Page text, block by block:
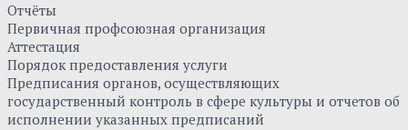
Отчёты
Первичная профсоюзная организация
Аттестация
Порядок предоставления услуги
Предписания органов, осуществляющих
государственный контроль в сфере культуры и отчетов об
исполнении указанных предписаний